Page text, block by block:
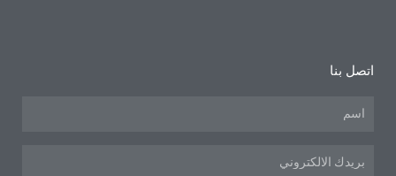
اتصل بنا
اسم